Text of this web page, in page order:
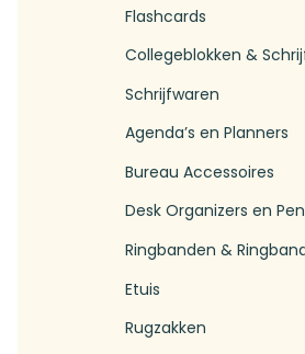
Flashcards
Collegeblokken &
Schrijfwaren
Agenda’s en Planners
Bureau Accessoires
Desk Organizers en
Ringbanden &
Etuis
Rugzakken